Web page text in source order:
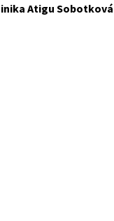
Atigu Sobotková